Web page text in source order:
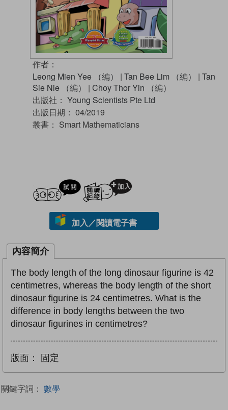
作者：
Leong Mien Yee （編）
| Tan Bee Lim （編） | Tan
Sie Nie （編）
| Choy Thor Yin （編）
出版社： Young Scientists Pte Ltd
出版日期： 04/2019
叢書： Smart Mathematicians
試閲
加入／閱讀電子書
內容簡介
The body length of the long dinosaur figurine is 42
centimetres, whereas the body length of the short
dinosaur figurine is 24 centimetres. What is the
difference in body lengths between the two
dinosaur figurines in centimetres?
版面： 固定
關鍵字詞： 數學